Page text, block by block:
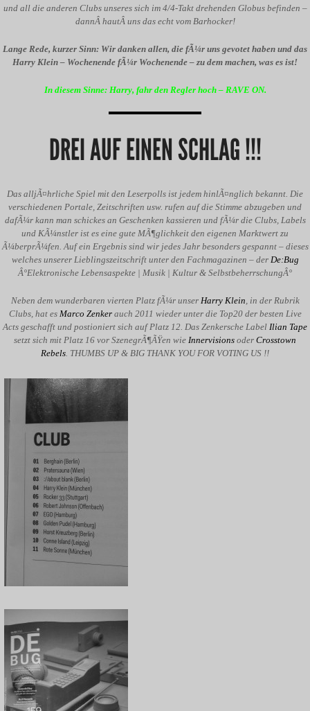
und all die anderen Clubs unseres sich im 4/4-Takt drehenden Globus befinden –
dannÂ hautÂ uns das echt vom Barhocker!
Lange Rede, kurzer Sinn: Wir danken allen, die fÃ¼r uns gevotet haben und das
Harry Klein – Wochenende fÃ¼r Wochenende – zu dem machen, was es ist!
In diesem Sinne: Harry, fahr den Regler hoch – RAVE ON.
DREI AUF EINEN SCHLAG !!!
Das alljÃ¤hrliche Spiel mit den Leserpolls ist jedem hinlÃ¤nglich bekannt. Die
verschiedenen Portale, Zeitschriften usw. rufen auf die Stimme abzugeben und
dafÃ¼r kann man schickes an Geschenken kassieren und fÃ¼r die Clubs, Labels
und KÃ¼nstler ist es eine gute MÃ¶glichkeit den eigenen Marktwert zu
Ã¼berprÃ¼fen. Auf ein Ergebnis sind wir jedes Jahr besonders gespannt – dieses
welches unserer Lieblingszeitschrift unter den Fachmagazinen – der De:Bug
Â°Elektronische Lebensaspekte | Musik | Kultur & SelbstbeherrschungÂ°
Neben dem wunderbaren vierten Platz fÃ¼r unser Harry Klein , in der Rubrik
Clubs, hat es Marco Zenkerauch 2011 wieder unter die Top20 der besten Live
Acts geschafft und postioniert sich auf Platz 12. Das Zenkersche Label Ilian Tape
setzt sich mit Platz 16 vor SzenegrÃ¶ÃŸen wie Innervisions oder Crosstown
Rebels . THUMBS UP & BIG THANK YOU FOR VOTING US !!